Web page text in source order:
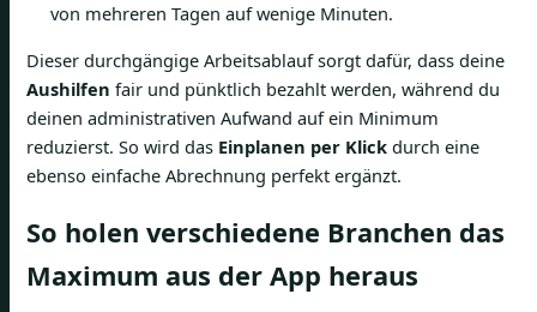
von mehreren Tagen auf wenige Minuten.
Dieser durchgängige Arbeitsablauf sorgt dafür, dass deine
Aushilfen fair und pünktlich bezahlt werden, während du
deinen administrativen Aufwand auf ein Minimum
reduzierst. So wird das Einplanen per Klick durch eine
ebenso einfache Abrechnung perfekt ergänzt.
So holen verschiedene Branchen das
Maximum aus der App heraus